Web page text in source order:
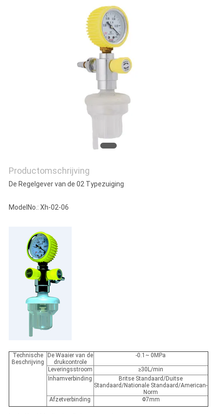
Productomschrijving
De Regelgever van de 02 Typezuiging
ModelNo.: Xh-02-06
Technische
Beschrijving
De Waaier van de
drukcontrole
-0.1~ 0MPa
Leveringsstroom
≥30L/min
Inhamverbinding
Britse Standaard/Duitse
Standaard/Nationale Standaard/American-
Norm
Afzetverbinding
Φ7mm